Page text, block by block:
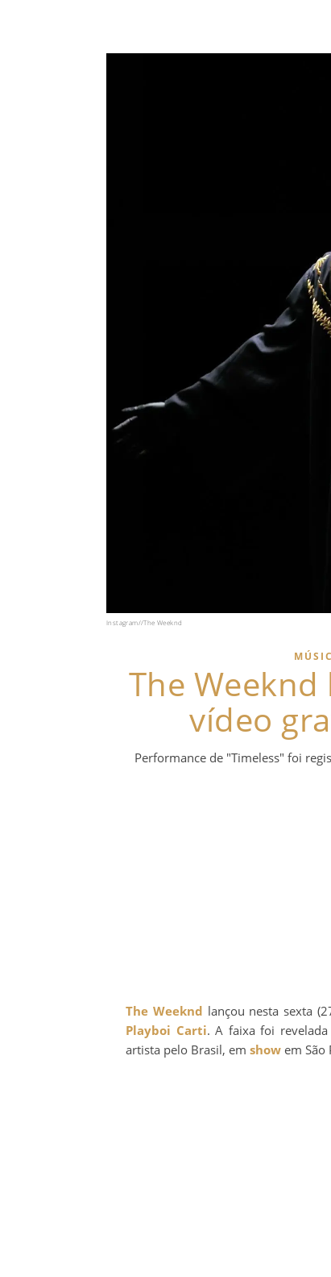
Instagram//The Weeknd
The
vídeo
Performance de "Timeless" foi
The Weeknd lançou nesta sexta
Playboi Carti. A faixa foi
artista pelo Brasil, em show em São